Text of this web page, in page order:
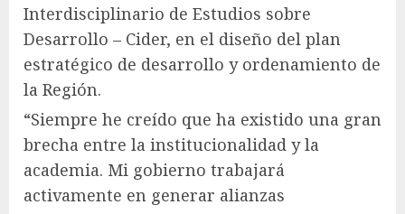
Interdisciplinario de Estudios sobre
Desarrollo – Cider, en el diseño del plan
estratégico de desarrollo y ordenamiento de
la Región.
“Siempre he creído que ha existido una gran
brecha entre la institucionalidad y la
academia. Mi gobierno trabajará
activamente en generar alianzas